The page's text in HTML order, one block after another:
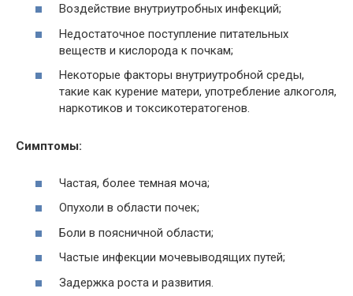
Воздействие внутриутробных инфекций;
Недостаточное поступление питательных
веществ и кислорода к почкам;
Некоторые факторы внутриутробной среды,
такие как курение матери, употребление алкоголя,
наркотиков и токсикотератогенов.
Симптомы:
Частая, более темная моча;
Опухоли в области почек;
Боли в поясничной области;
Частые инфекции мочевыводящих путей;
Задержка роста и развития.